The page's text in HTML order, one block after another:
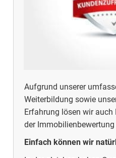
Aufgrund unserer
Weiterbildung sowie
Erfahrung lösen wir auch
der
Einfach können wir